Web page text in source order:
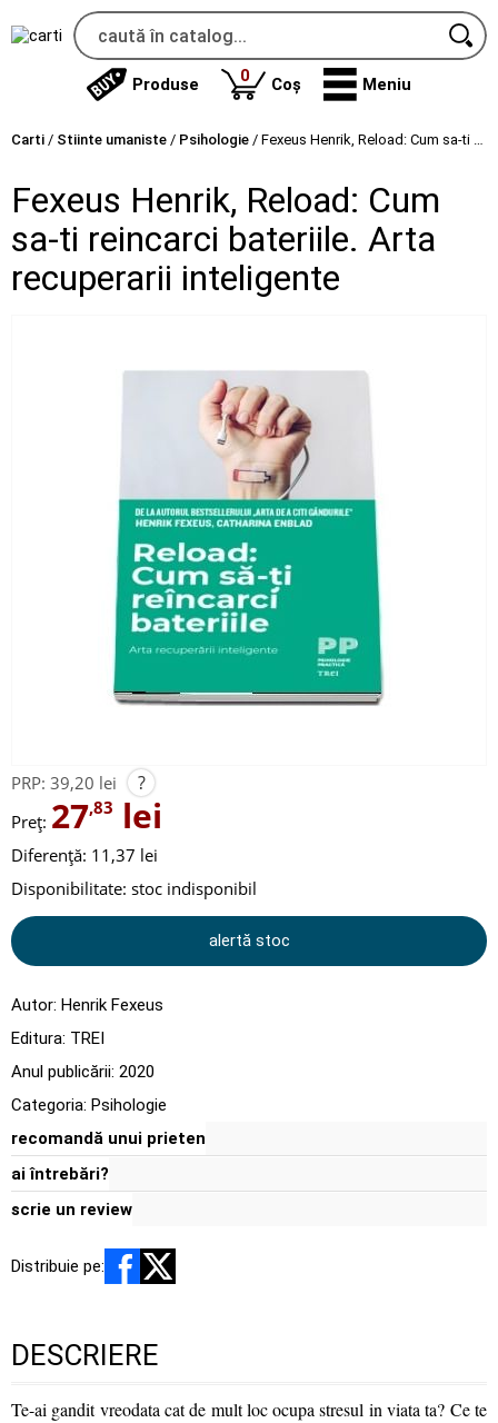
Produse 0produse
Coș Meniu
Carti / Stiinte umaniste / Psihologie / Fexeus Henrik, Reload: Cum sa-ti reincarci bateriile. Arta recuperarii inteligente
Fexeus Henrik, Reload: Cum
sa-ti reincarci bateriile. Arta
recuperarii inteligente
PRP: 39,20 lei ?
Preț: 27,83 lei
Diferență: 11,37 lei
Disponibilitate: stoc indisponibil
alertă stoc
Autor: Henrik Fexeus
Editura: TREI
Anul publicării: 2020
Categoria: Psihologie
recomandă unui prieten
ai întrebări?
scrie un review
Distribuie pe:
DESCRIERE
Te-ai gandit vreodata cat de mult loc ocupa stresul in viata ta? Ce te